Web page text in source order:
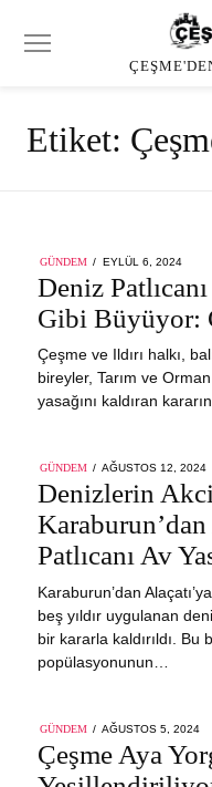
Etiket:
GÜNDEM
POSTED
ON
EYLÜL 6, 2024
Deniz
Gibi Büyüyor:
Çeşme ve Ildırı halkı,
bireyler, Tarım ve Orman
yasağını kaldıran
GÜNDEM
POSTED
ON
AĞUSTOS 12, 2024
Denizlerin
Patlıcanı Av
Karaburun’dan
beş yıldır uygulanan
bir kararla kaldırıldı. Bu
popülasyonunun…
GÜNDEM
POSTED
AĞUSTOS 5, 2024
Çeşme Aya